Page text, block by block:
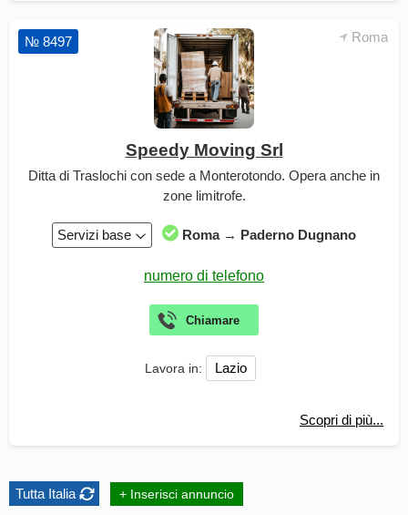
Roma
№ 8497
Speedy Moving Srl
Ditta di Traslochi con sede a Monterotondo. Opera anche in
zone limitrofe.
Servizi base Roma → Paderno Dugnano
Lavora in: Lazio
Scopri di più...
Tutta Italia + Inserisci annuncio